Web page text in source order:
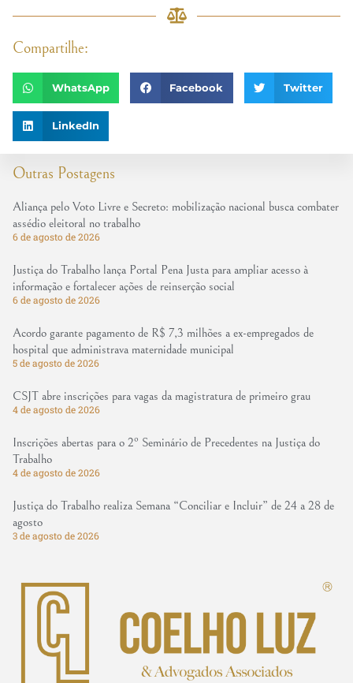
Outras Postagens
Aliança pelo Voto Livre e Secreto: mobilização nacional busca combater
assédio eleitoral no trabalho
6 de agosto de 2026
Justiça do Trabalho lança Portal Pena Justa para ampliar acesso à
informação e fortalecer ações de reinserção social
6 de agosto de 2026
Acordo garante pagamento de R$ 7,3 milhões a ex-empregados de
hospital que administrava maternidade municipal
5 de agosto de 2026
CSJT abre inscrições para vagas da magistratura de primeiro grau
4 de agosto de 2026
Inscrições abertas para o 2º Seminário de Precedentes na Justiça do
Trabalho
4 de agosto de 2026
Justiça do Trabalho realiza Semana “Conciliar e Incluir” de 24 a 28 de
agosto
3 de agosto de 2026
Compartilhe:
WhatsApp Facebook Twitter
LinkedIn